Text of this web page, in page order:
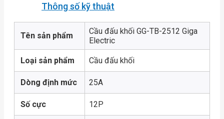
Thông số kỹ thuật
Tên sản phẩm
Cầu đấu khối GG-TB-2512 Giga
Electric
Loại sản phẩm Cầu đấu khối
Dòng định mức 25A
Số cực 12P